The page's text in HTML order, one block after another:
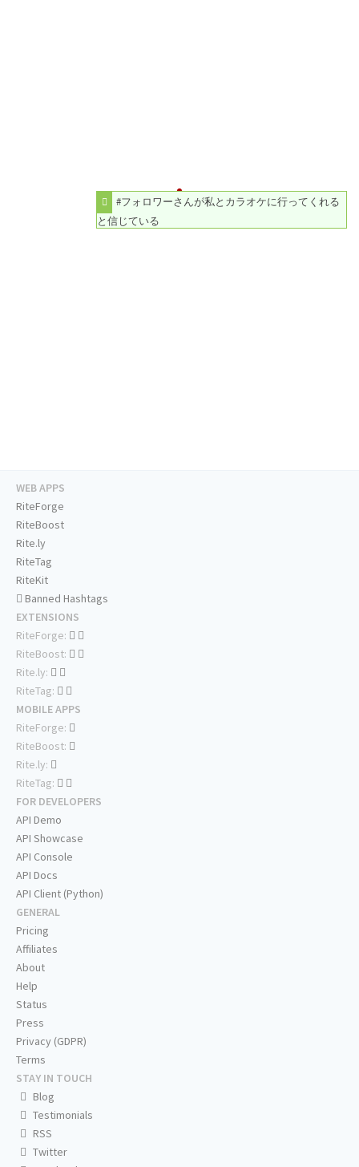
#フォロワーさんが私とカラオケに行ってくれる
と信じている
WEB APPS
RiteForge
RiteBoost
Rite.ly
RiteTag
RiteKit
Banned Hashtags
EXTENSIONS
RiteForge:
RiteBoost:
Rite.ly:
RiteTag:
MOBILE APPS
RiteForge:
RiteBoost:
Rite.ly:
RiteTag:
FOR DEVELOPERS
API Demo
API Showcase
API Console
API Docs
API Client (Python)
GENERAL
Pricing
Affiliates
About
Help
Status
Press
Privacy (GDPR)
Terms
STAY IN TOUCH
Blog
Testimonials
RSS
Twitter